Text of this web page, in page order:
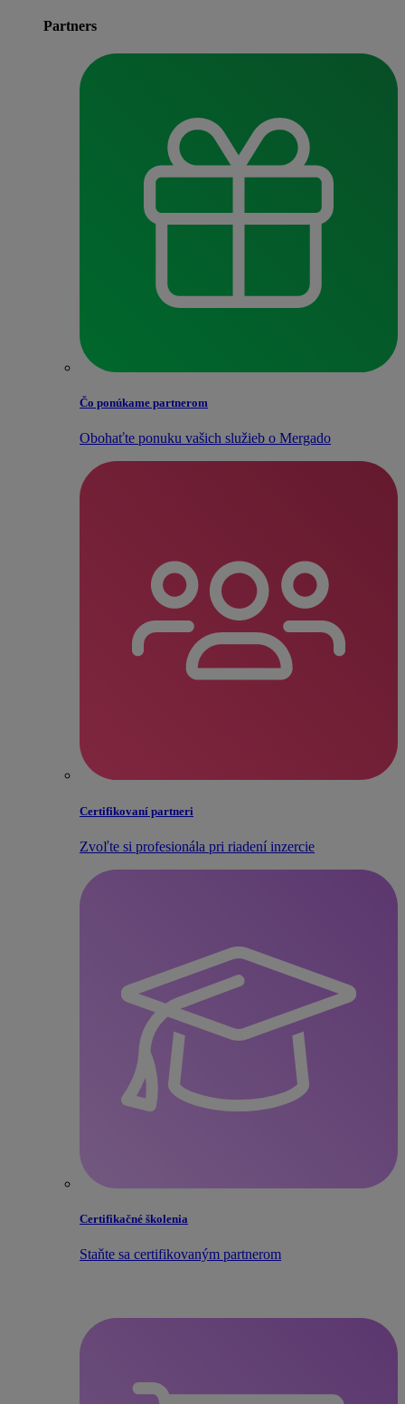
Partners
Čo ponúkame partnerom
Obohaťte ponuku vašich služieb o Mergado
Certifikovaní partneri
Zvoľte si profesionála pri riadení inzercie
Certifikačné školenia
Staňte sa certifikovaným partnerom